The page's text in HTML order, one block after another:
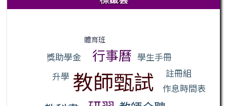
體育班
獎助學金 行事曆 學生手冊
升學 教師甄試
註冊組
作息時間表